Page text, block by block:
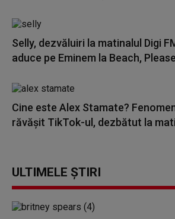
Selly, dezvăluiri la matinalul Digi
aduce pe Eminem la Beach,
Cine este Alex Stamate?
răvășit TikTok-ul, dezbătut la
ULTIMELE ȘTIRI